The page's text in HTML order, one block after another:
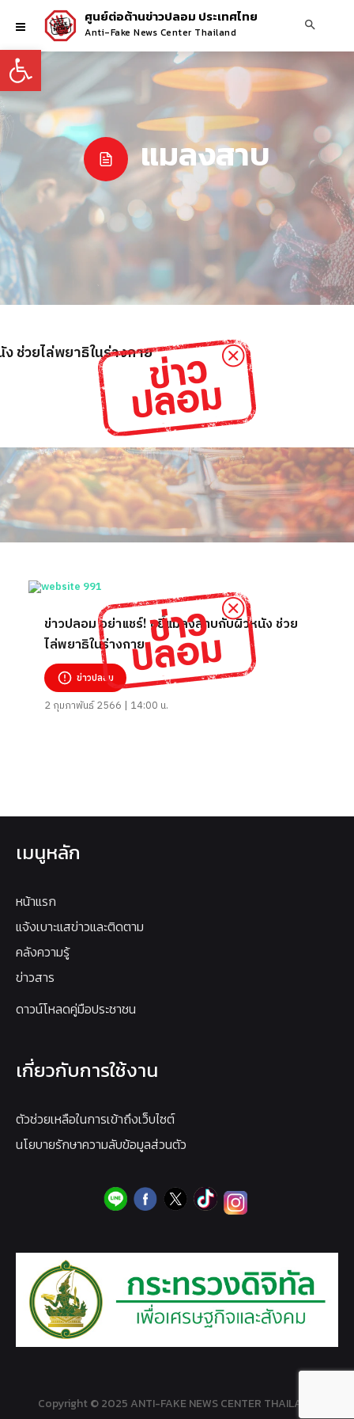
Open toolbar
ศูนย์ต่อต้านข่าวปลอม ประเทศไทย
Anti-Fake News Center Thailand
แมลงสาบ
ช่วยไล่พยาธิในร่างกาย
ข่าวปลอม อย่าแชร์! ขยี้แมลงสาบกับผิวหนัง ช่วย
ไล่พยาธิในร่างกาย
ข่าวปลอม
2 กุมภาพันธ์ 2566 | 14:00 น.
เมนูหลัก
หน้าแรก
แจ้งเบาะแสข่าวและติดตาม
คลังความรู้
ข่าวสาร
ดาวน์โหลดคู่มือประชาชน
เกี่ยวกับการใช้งาน
ตัวช่วยเหลือในการเข้าถึงเว็บไซต์
นโยบายรักษาความลับข้อมูลส่วนตัว
Copyright © 2025 ANTI-FAKE NEWS CENTER THAILAND